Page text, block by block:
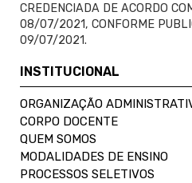
CREDENCIADA DE ACORDO
08/07/2021, CONFORME
09/07/2021.
INSTITUCIONAL
ORGANIZAÇÃO
CORPO DOCENTE
QUEM SOMOS
MODALIDADES DE ENSINO
PROCESSOS SELETIVOS